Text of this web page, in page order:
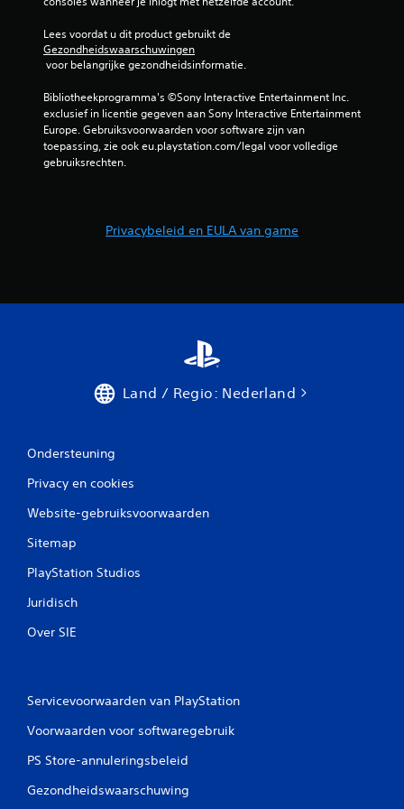
Lees voordat u dit product gebruikt de
Gezondheidswaarschuwingen
voor belangrijke gezondheidsinformatie.
Bibliotheekprogramma's ©Sony Interactive Entertainment Inc.
exclusief in licentie gegeven aan Sony Interactive Entertainment
Europe. Gebruiksvoorwaarden voor software zijn van
toepassing, zie ook eu.playstation.com/legal voor volledige
gebruiksrechten.
Privacybeleid en EULA van game
Land / Regio: Nederland
Ondersteuning
Privacy en cookies
Website-gebruiksvoorwaarden
Sitemap
PlayStation Studios
Juridisch
Over SIE
Servicevoorwaarden van PlayStation
Voorwaarden voor softwaregebruik
PS Store-annuleringsbeleid
Gezondheidswaarschuwing